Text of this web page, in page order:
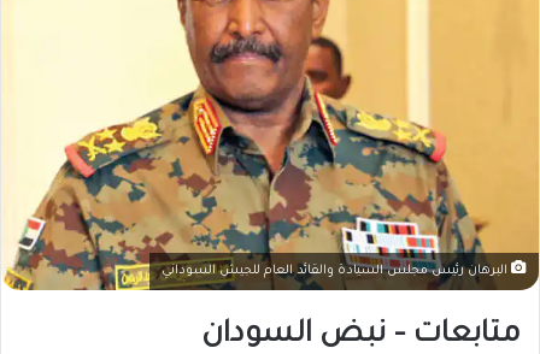
البرهان رئيس مجلس السيادة والقائد العام للجيش السوداني
متابعات – نبض السودان